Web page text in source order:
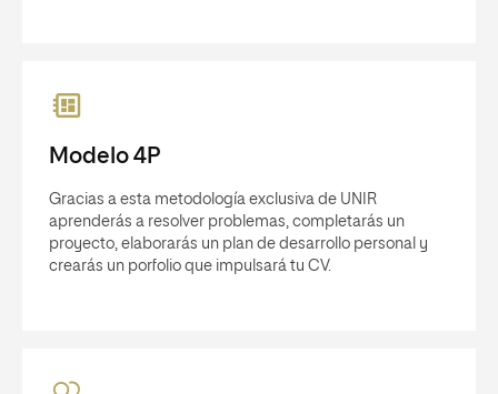
Modelo 4P
Gracias a esta metodología exclusiva de UNIR
aprenderás a resolver problemas, completarás un
proyecto, elaborarás un plan de desarrollo personal y
crearás un porfolio que impulsará tu CV.